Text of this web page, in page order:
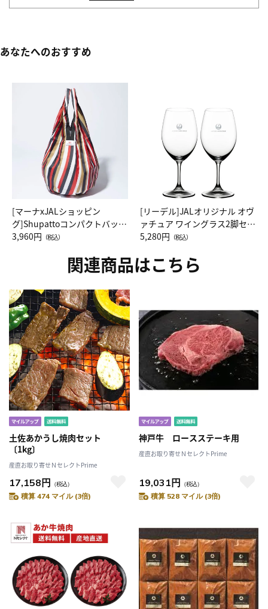
あなたへのおすすめ
[マーナxJALショッピン
グ]Shupattoコンパクトバッグ
Drop JAL客室乗務員（LC）ス
3,960円 （税込）
[リーデル]JALオリジナル オヴ
ァチュア ワイングラス2脚セッ
ト（レッドワイン）
5,280円 （税込）
関連商品はこちら
土佐あかうし焼肉セット
〔1kg〕
産直お取り寄せＮセレクトPrime
17,158円 （税込）
積算 474 マイル (3倍)
神戸牛 ロースステーキ用
産直お取り寄せＮセレクトPrime
19,031円 （税込）
積算 528 マイル (3倍)